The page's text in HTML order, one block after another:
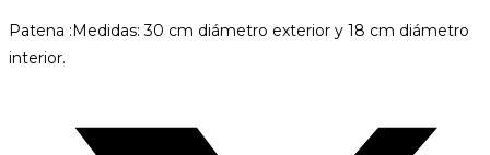
Patena :Medidas: 30 cm diámetro exterior y 18 cm diámetro
interior.